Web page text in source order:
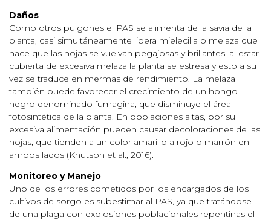
Daños
Como otros pulgones el PAS se alimenta de la savia de la
planta, casi simultáneamente libera mielecilla o melaza que
hace que las hojas se vuelvan pegajosas y brillantes, al estar
cubierta de excesiva melaza la planta se estresa y esto a su
vez se traduce en mermas de rendimiento. La melaza
también puede favorecer el crecimiento de un hongo
negro denominado fumagina, que disminuye el área
fotosintética de la planta. En poblaciones altas, por su
excesiva alimentación pueden causar decoloraciones de las
hojas, que tienden a un color amarillo a rojo o marrón en
ambos lados (Knutson et al., 2016).
Monitoreo y Manejo
Uno de los errores cometidos por los encargados de los
cultivos de sorgo es subestimar al PAS, ya que tratándose
de una plaga con explosiones poblacionales repentinas el